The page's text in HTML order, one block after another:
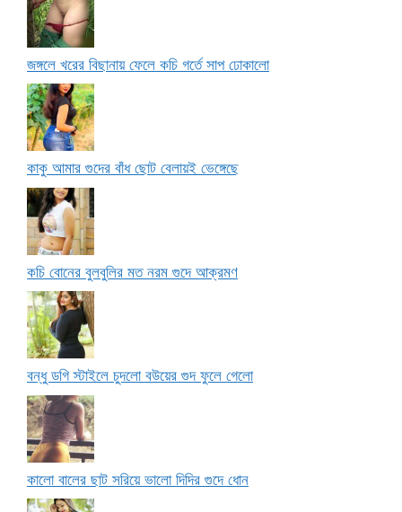
জঙ্গলে খরের বিছানায় ফেলে কচি গর্তে সাপ ঢোকালো
কাকু আমার গুদের বাঁধ ছোট বেলায়ই ভেঙ্গেছে
কচি বোনের বুলবুলির মত নরম গুদে আক্রমণ
বন্ধু ডগি স্টাইলে চুদলো বউয়ের গুদ ফুলে গেলো
কালো বালের ছাট সরিয়ে ভালো দিদির গুদে ধোন